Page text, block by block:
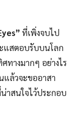
ที่เพิ่งจบไป
แสตอบรับบนโลก
ทางมากๆ อย่างไร
ล้วจะขออาสา
าสนใจไว้ประกอบ